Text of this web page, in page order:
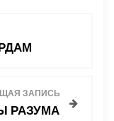
ЗАПИСЬ
РАЗУМА